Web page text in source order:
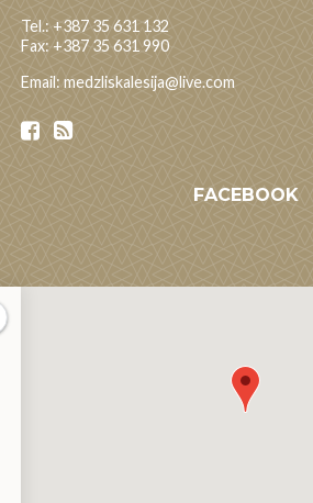
Tel.: +387 35 631 132
Fax: +387 35 631 990
Email: medzliskalesija@live.com
FACEBOOK